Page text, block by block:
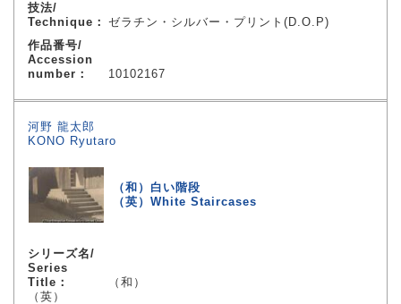
技法/
Technique： ゼラチン・シルバー・プリント(D.O.P)
作品番号/
Accession
number：
10102167
河野 龍太郎
KONO Ryutaro
（和）白い階段
（英）White Staircases
シリーズ名/
Series
Title：
（和）
（英）